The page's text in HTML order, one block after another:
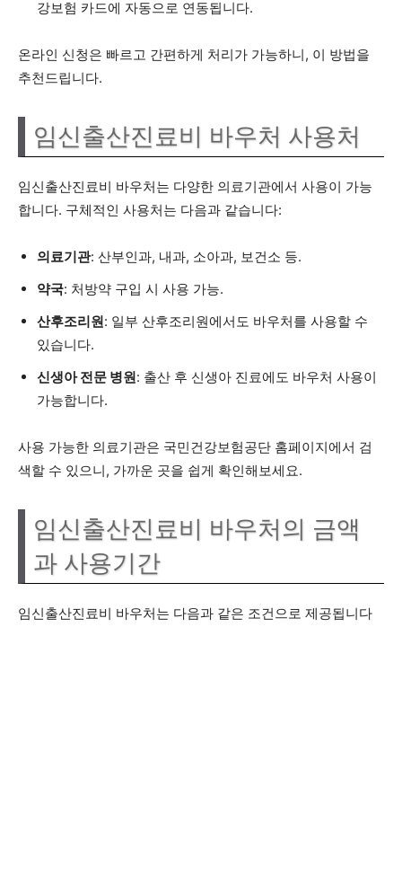
강보험 카드에 자동으로 연동됩니다.
온라인 신청은 빠르고 간편하게 처리가 가능하니, 이 방법을
추천드립니다.
임신출산진료비 바우처 사용처
임신출산진료비 바우처는 다양한 의료기관에서 사용이 가능
합니다. 구체적인 사용처는 다음과 같습니다:
의료기관: 산부인과, 내과, 소아과, 보건소 등.
약국: 처방약 구입 시 사용 가능.
산후조리원: 일부 산후조리원에서도 바우처를 사용할 수
있습니다.
신생아 전문 병원: 출산 후 신생아 진료에도 바우처 사용이
가능합니다.
사용 가능한 의료기관은 국민건강보험공단 홈페이지에서 검
색할 수 있으니, 가까운 곳을 쉽게 확인해보세요.
임신출산진료비 바우처의 금액
과 사용기간
임신출산진료비 바우처는 다음과 같은 조건으로 제공됩니다